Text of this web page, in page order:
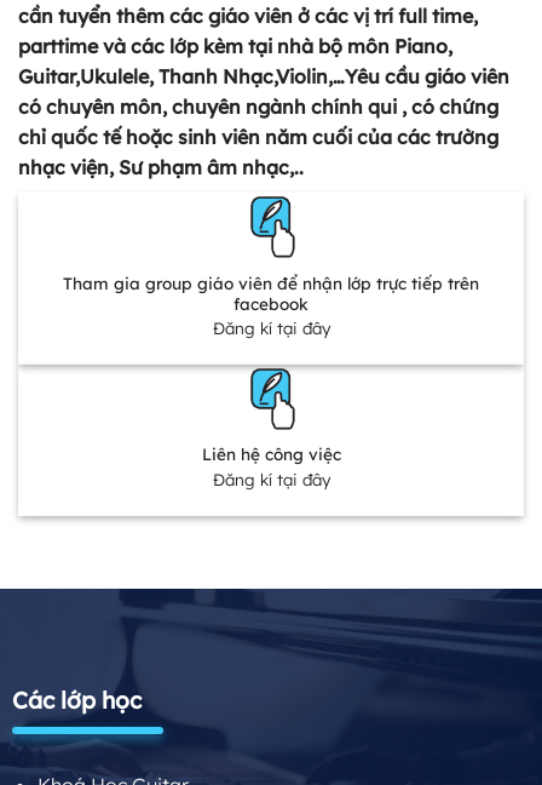
cần tuyển thêm các giáo viên ở các vị trí full time,
parttime và các lớp kèm tại nhà bộ môn Piano,
Guitar,Ukulele, Thanh Nhạc,Violin,…Yêu cầu giáo viên
có chuyên môn, chuyên ngành chính qui , có chứng
chỉ quốc tế hoặc sinh viên năm cuối của các trường
nhạc viện, Sư phạm âm nhạc,..
Tham gia group giáo viên để nhận lớp trực tiếp trên
facebook
Đăng kí tại đây
Liên hệ công việc
Đăng kí tại đây
Các lớp học